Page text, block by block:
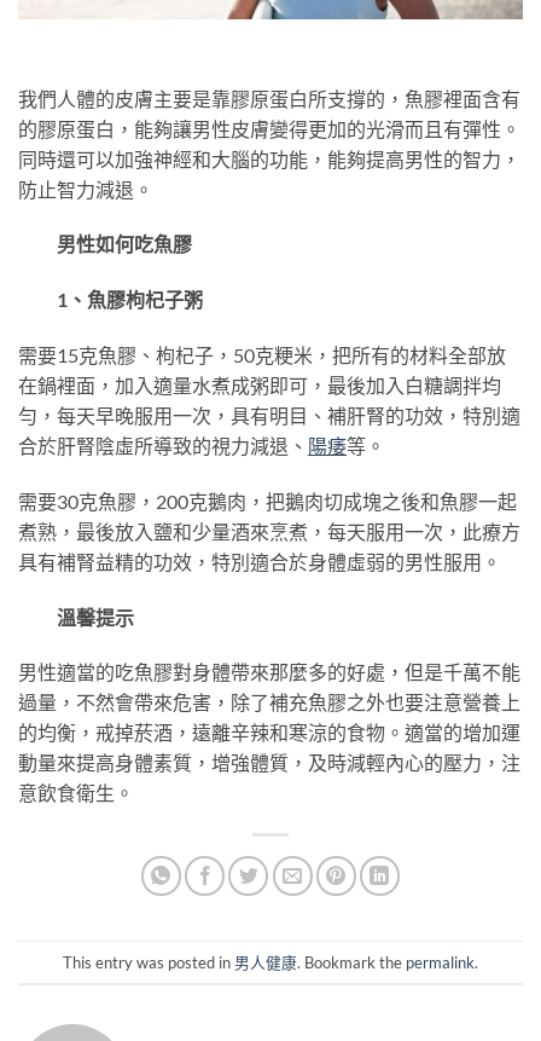
我們人體的皮膚主要是靠膠原蛋白所支撐的，魚膠裡面含有
的膠原蛋白，能夠讓男性皮膚變得更加的光滑而且有彈性。
同時還可以加強神經和大腦的功能，能夠提高男性的智力，
防止智力減退。
男性如何吃魚膠
1、魚膠枸杞子粥
需要15克魚膠、枸杞子，50克粳米，把所有的材料全部放
在鍋裡面，加入適量水煮成粥即可，最後加入白糖調拌均
勻，每天早晚服用一次，具有明目、補肝腎的功效，特別適
合於肝腎陰虛所導致的視力減退、 陽痿等。
需要30克魚膠，200克鵝肉，把鵝肉切成塊之後和魚膠一起
煮熟，最後放入鹽和少量酒來烹煮，每天服用一次，此療方
具有補腎益精的功效，特別適合於身體虛弱的男性服用。
溫馨提示
男性適當的吃魚膠對身體帶來那麼多的好處，但是千萬不能
過量，不然會帶來危害，除了補充魚膠之外也要注意營養上
的均衡，戒掉菸酒，遠離辛辣和寒涼的食物。適當的增加運
動量來提高身體素質，增強體質，及時減輕內心的壓力，注
意飲食衛生。
This entry was posted in 男人健康. Bookmark the permalink.